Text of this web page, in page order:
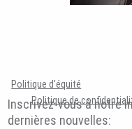
Inscrivez-vous à notre
dernières nouvelles:
Politique de
Politique d'équité